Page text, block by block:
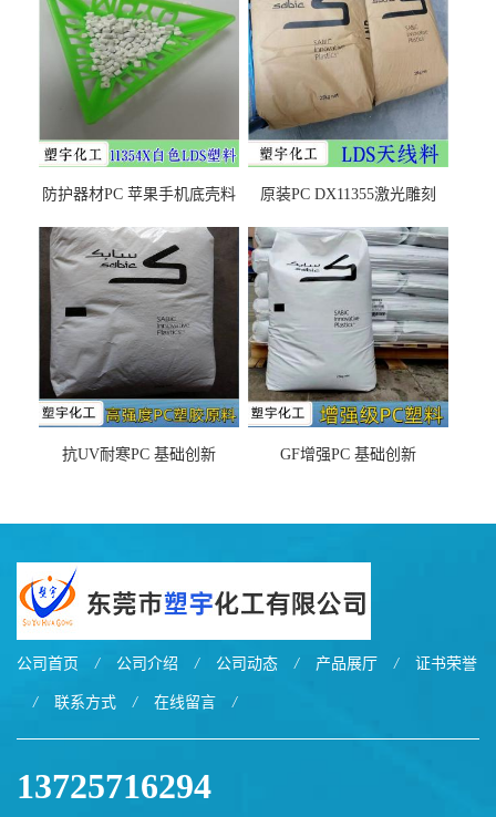
防护器材PC 苹果手机底壳料
之忧
原装PC DX11355激光雕刻
抗UV耐寒PC 基础创新
GF增强PC 基础创新
公司首页 / 公司介绍 / 公司动态 / 产品展厅 / 证书荣誉
/ 联系方式 / 在线留言 /
13725716294